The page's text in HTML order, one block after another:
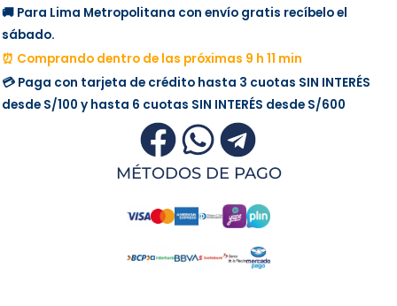
🚚 Para Lima Metropolitana con envío gratis recíbelo el
sábado.
⏰ Comprando dentro de las próximas 9 h 11 min
💳 Paga con tarjeta de crédito hasta 3 cuotas SIN INTERÉS
desde S/100 y hasta 6 cuotas SIN INTERÉS desde S/600
MÉTODOS DE PAGO